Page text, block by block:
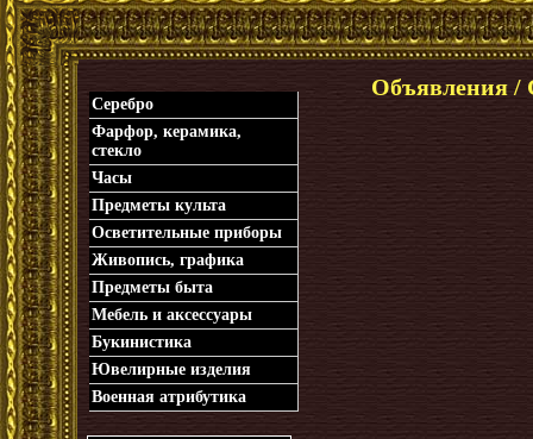
_
Объявления /
Серебро
Фарфор, керамика,
стекло
Часы
Предметы культа
Осветительные приборы
Живопись, графика
Предметы быта
Мебель и аксессуары
Букинистика
Ювелирные изделия
Военная атрибутика